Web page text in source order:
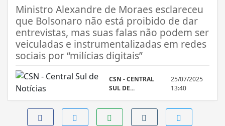
Ministro Alexandre de Moraes esclareceu
que Bolsonaro não está proibido de dar
entrevistas, mas suas falas não podem ser
veiculadas e instrumentalizadas em redes
sociais por “milícias digitais”
CSN - CENTRAL
SUL DE...
25/07/2025
13:40